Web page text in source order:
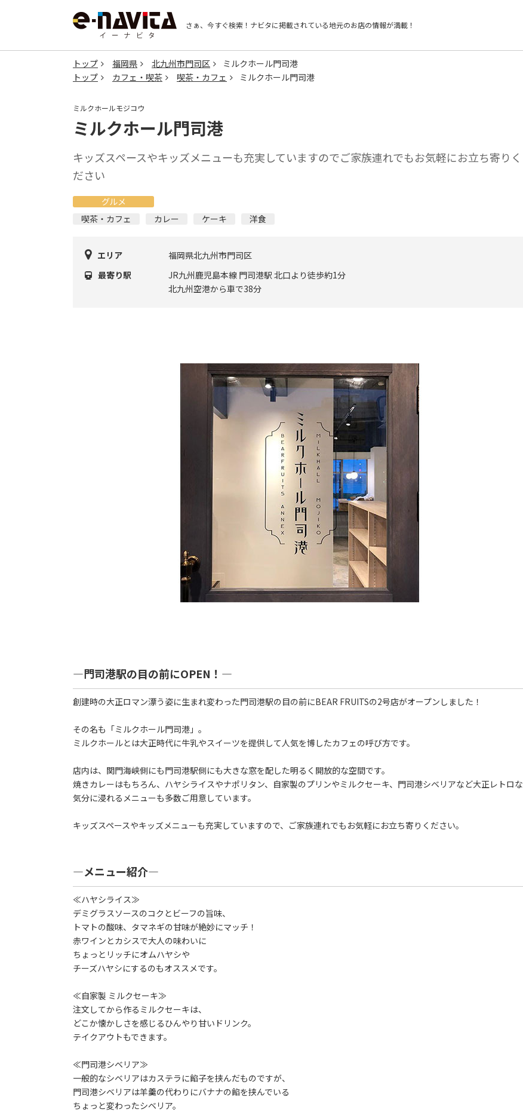
さぁ、今すぐ検索！ ナビタに掲載されている地元のお店の情報が満載！
トップ 福岡県 北九州市門司区
ミルクホール門司港
トップ
カフェ・喫茶 喫茶・カフェ ミルクホール門司港
ミルクホールモジコウ
ミルクホール門司港
キッズスペースやキッズメニューも充実していますのでご家族連れでもお気軽にお立ち寄りく
ださい
グルメ
喫茶・カフェ
カレー ケーキ 洋食
エリア
福岡県北九州市門司区
最寄り駅
JR九州鹿児島本線 門司港駅 北口より徒歩約1分
北九州空港から車で38分
―門司港駅の目の前にOPEN！―
創建時の大正ロマン漂う姿に生まれ変わった門司港駅の目の前にBEAR FRUITSの2号店がオープンしました！
その名も「ミルクホール門司港」。
ミルクホールとは大正時代に牛乳やスイーツを提供して人気を博したカフェの呼び方です。
店内は、関門海峡側にも門司港駅側にも大きな窓を配した明るく開放的な空間です。
焼きカレーはもちろん、ハヤシライスやナポリタン、自家製のプリンやミルクセーキ、門司港シベリアなど大正レトロな
気分に浸れるメニューも多数ご用意しています。
キッズスペースやキッズメニューも充実していますので、ご家族連れでもお気軽にお立ち寄りください。
―メニュー紹介―
≪ハヤシライス≫
デミグラスソースのコクとビーフの旨味、
トマトの酸味、タマネギの甘味が絶妙にマッチ！
赤ワインとカシスで大人の味わいに
ちょっとリッチにオムハヤシや
チーズハヤシにするのもオススメです。
≪自家製 ミルクセーキ≫
注文してから作るミルクセーキは、
どこか懐かしさを感じるひんやり甘いドリンク。
テイクアウトもできます。
≪門司港シベリア≫
一般的なシベリアはカステラに餡子を挟んだものですが、
門司港シベリアは羊羹の代わりにバナナの餡を挟んでいる
ちょっと変わったシベリア。